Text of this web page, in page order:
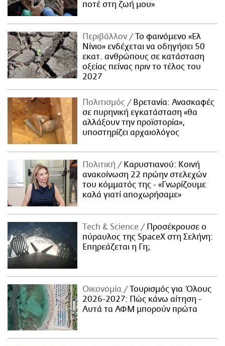
ποτέ στη ζωή μου»
Περιβάλλον
Το φαινόμενο «Ελ
Νίνιο» ενδέχεται να οδηγήσει 50
εκατ. ανθρώπους σε κατάσταση
οξείας πείνας πριν το τέλος του
2027
Πολιτισμός
Βρετανία: Ανασκαφές
σε πυρηνική εγκατάσταση «θα
αλλάξουν την προϊστορία»,
υποστηρίζει αρχαιολόγος
Πολιτική
Καρυστιανού: Κοινή
ανακοίνωση 22 πρώην στελεχών
του κόμματός της - «Γνωρίζουμε
καλά γιατί αποχωρήσαμε»
Τech & Science
Προσέκρουσε ο
πύραυλος της SpaceX στη Σελήνη:
Επηρεάζεται η Γη;
Οικονομία
Τουρισμός για Όλους
2026-2027: Πώς κάνω αίτηση -
Αυτά τα ΑΦΜ μπορούν πρώτα